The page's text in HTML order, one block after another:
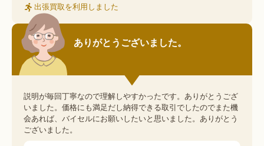
出張買取を利用しました
ありがとうございました。
説明が毎回丁寧なので理解しやすかったです。ありがとうござ
いました。価格にも満足だし納得できる取引でしたのでまた機
会あれば、バイセルにお願いしたいと思いました。ありがとう
ございました。